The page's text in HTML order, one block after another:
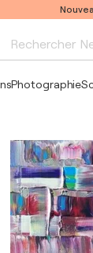
Rechercher
Photographie